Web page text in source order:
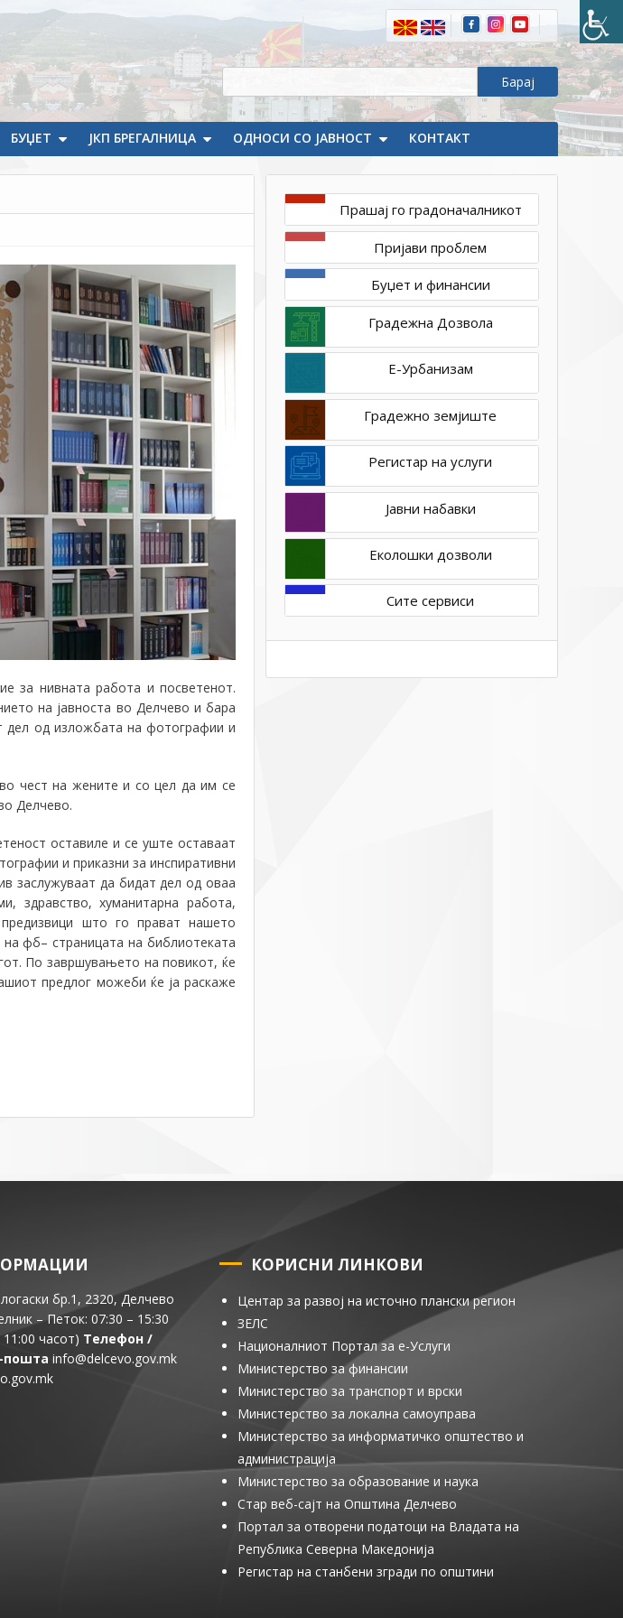
БУЏЕТ ЈКП БРЕГАЛНИЦА ОДНОСИ СО ЈАВНОСТ КОНТАКТ
1ТП1
ЈЛБ
„Илинден“
по
тивките
хероини
меѓу
нас
за нивната работа и посветенот.
на јавноста во Делчево и бара
дел од изложбата на фотографии и
чест на жените и со цел да им се
Делчево.
оставиле и се уште оставаат
и приказни за инспиративни
в заслужуваат да бидат дел од оваа
здравство, хуманитарна работа,
што го прават нашето
на фб– страницата на библиотеката
По завршувањето на повикот, ќе
предлог можеби ќе ја раскаже
Прашај го градоначалникот
Пријави проблем
Буџет и финансии
Градежна Дозвола
Е-Урбанизам
Градежно земјиште
Регистар на услуги
Јавни набавки
Еколошки дозволи
Сите сервиси
бр.1, 2320, Делчево
– Петок: 07:30 – 15:30
часот) Телефон /
пошта info@delcevo.gov.mk
КОРИСНИ ЛИНКОВИ
Центар за развој на источно плански регион
ЗЕЛС
Националниот Портал за е-Услуги
Министерство за финансии
Министерство за транспорт и врски
Министерство за локална самоуправа
Министерство за информатичко општество и
администрација
Министерство за образование и наука
Стар веб-сајт на Општина Делчево
Портал за отворени податоци на Владата на
Република Северна Македонија
Регистар на станбени згради по општини